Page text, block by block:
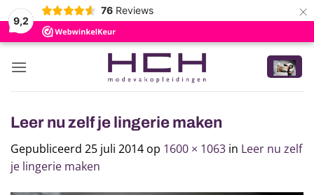
9,2
76 Reviews ×
Ga
naar
Leer nu zelf je lingerie maken
Gepubliceerd 25 juli 2014 op 1600 × 1063 in Leer nu zelf
je lingerie maken